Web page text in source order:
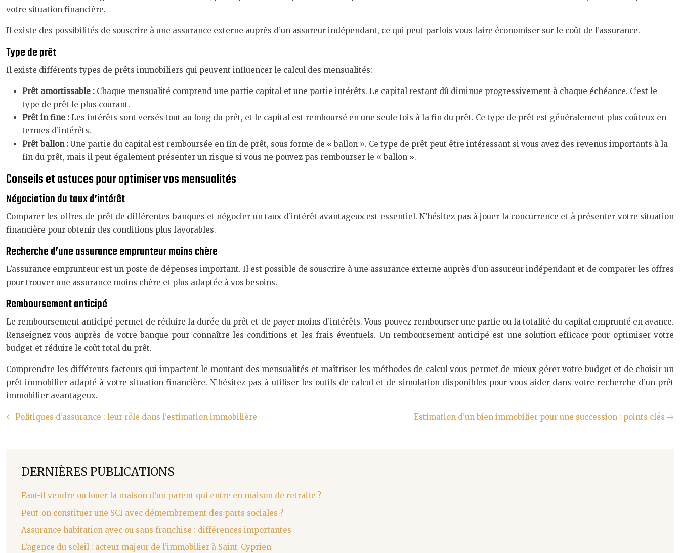
votre situation financière.
Il existe des possibilités de souscrire à une assurance externe auprès d’un assureur indépendant, ce qui peut parfois vous faire économiser sur le coût de l’assurance.
Type de prêt
Il existe différents types de prêts immobiliers qui peuvent influencer le calcul des mensualités:
Prêt amortissable : Chaque mensualité comprend une partie capital et une partie intérêts. Le capital restant dû diminue progressivement à chaque échéance. C’est le
type de prêt le plus courant.
Prêt in fine : Les intérêts sont versés tout au long du prêt, et le capital est remboursé en une seule fois à la fin du prêt. Ce type de prêt est généralement plus coûteux en
termes d’intérêts.
Prêt ballon : Une partie du capital est remboursée en fin de prêt, sous forme de « ballon ». Ce type de prêt peut être intéressant si vous avez des revenus importants à la
fin du prêt, mais il peut également présenter un risque si vous ne pouvez pas rembourser le « ballon ».
Conseils et astuces pour optimiser vos mensualités
Négociation du taux d’intérêt
Comparer les offres de prêt de différentes banques et négocier un taux d’intérêt avantageux est essentiel. N’hésitez pas à jouer la concurrence et à présenter votre situation
financière pour obtenir des conditions plus favorables.
Recherche d’une assurance emprunteur moins chère
L’assurance emprunteur est un poste de dépenses important. Il est possible de souscrire à une assurance externe auprès d’un assureur indépendant et de comparer les offres
pour trouver une assurance moins chère et plus adaptée à vos besoins.
Remboursement anticipé
Le remboursement anticipé permet de réduire la durée du prêt et de payer moins d’intérêts. Vous pouvez rembourser une partie ou la totalité du capital emprunté en avance.
Renseignez-vous auprès de votre banque pour connaître les conditions et les frais éventuels. Un remboursement anticipé est une solution efficace pour optimiser votre
budget et réduire le coût total du prêt.
Comprendre les différents facteurs qui impactent le montant des mensualités et maîtriser les méthodes de calcul vous permet de mieux gérer votre budget et de choisir un
prêt immobilier adapté à votre situation financière. N’hésitez pas à utiliser les outils de calcul et de simulation disponibles pour vous aider dans votre recherche d’un prêt
immobilier avantageux.
Politiques d’assurance : leur rôle dans l’estimation immobilière Estimation d’un bien immobilier pour une succession : points clés
DERNIÈRES PUBLICATIONS
Faut-il vendre ou louer la maison d’un parent qui entre en maison de retraite ?
Peut-on constituer une SCI avec démembrement des parts sociales ?
Assurance habitation avec ou sans franchise : différences importantes
L’agence du soleil : acteur majeur de l’immobilier à Saint-Cyprien